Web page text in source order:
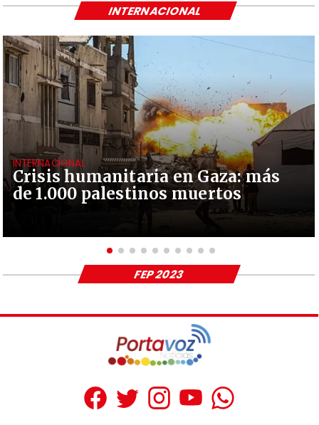
Crisis humanitaria en Gaza: más
de 1.000 palestinos muertos
INTERNACIONAL
INTERNACIONAL
FEP 2023